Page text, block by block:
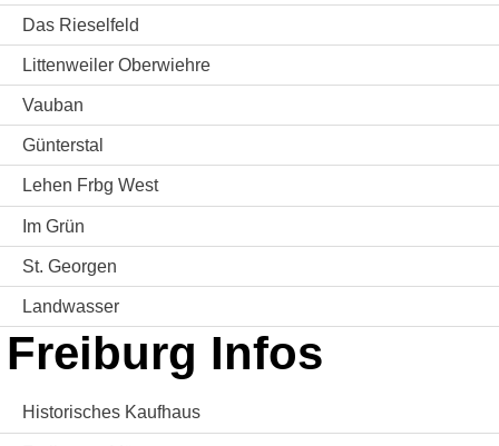
Das Rieselfeld
Littenweiler Oberwiehre
Vauban
Günterstal
Lehen Frbg West
Im Grün
St. Georgen
Landwasser
Freiburg Infos
Historisches Kaufhaus